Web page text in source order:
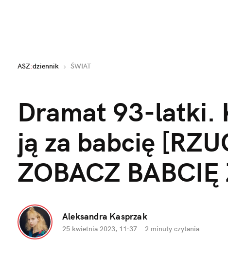
ASZ:dziennik ŚWIAT
Dramat 93-latki.
ją za babcię
ZOBACZ
Aleksandra Kasprzak
25 kwietnia 2023, 11:37 · 2 minuty czytania